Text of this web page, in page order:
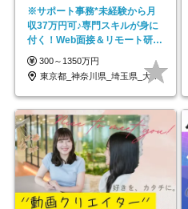
※サポート事務*未経験から月
収37万円可♪専門スキルが身に
付く！Web面接＆リモート研修
も充実♪/a
300～1350万円
東京都_神奈川県_埼玉県_大阪府_愛知県…